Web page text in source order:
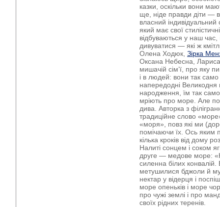
казки, оскільки вони
ще, ніде правди діти ―
власний індивідуальний
який має свої
відбуваються у наш
дивуватися ― які ж
Олена Ходюк, Зірка
Оксана Небесна, Лариса
мишачій сім’ї, про яку
і в людей: вони так само
напередодні Великодня
народження, їм так само
мріють про море. Але
дива. Авторка з
традиційне слово
«моря», повз які ми
помічаючи їх. Ось
кілька кроків від дому
Налиті сонцем і соком
друге ― медове море:
силенна білих конвалій.
метушилися бджоли й
нектар у відерця і
море опеньків і море
про чужі землі і про
своїх рідних теренів.